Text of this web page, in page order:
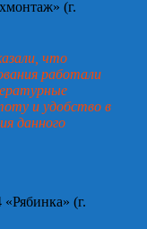
(г.
что
работали
и удобство в
данного
(г.